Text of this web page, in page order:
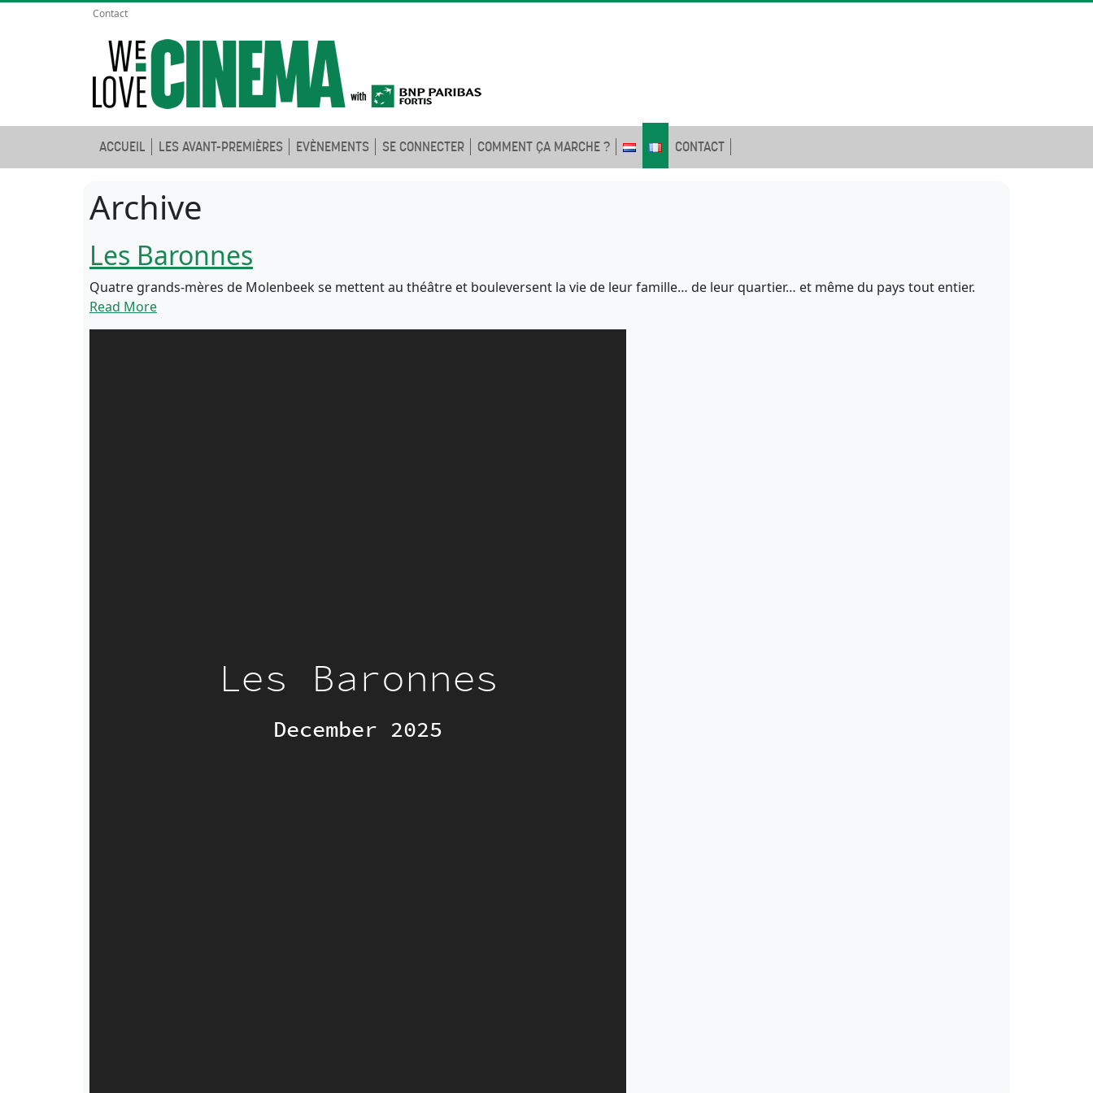
Contact
ACCUEIL LES AVANT-PREMIÈRES EVÈNEMENTS SE CONNECTER COMMENT ÇA MARCHE ? CONTACT
Archive
Les Baronnes
Quatre grands-mères de Molenbeek se mettent au théâtre et bouleversent la vie de leur famille… de leur quartier… et même du pays tout entier.
Read More